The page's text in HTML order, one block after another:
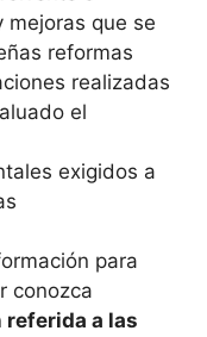
mejoras que se
reformas
realizadas
el
exigidos a
para
conozca
a las